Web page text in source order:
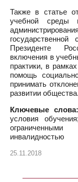
Также в статье
учебной среды
Президенте
включения в
практики, в
помощь
принимать
развитии общества.
Ключевые слова:
условия
инвалидностью
25.11.2018